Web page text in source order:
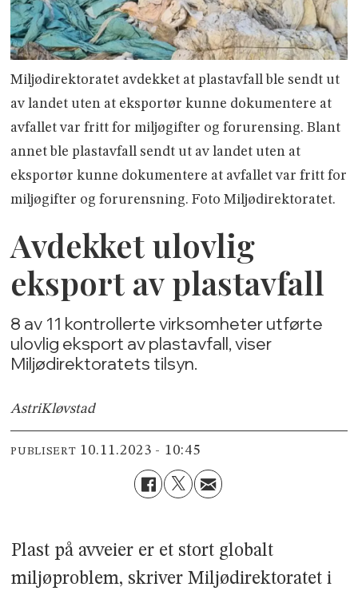
Miljødirektoratet avdekket at plastavfall ble sendt ut
av landet uten at eksportør kunne dokumentere at
avfallet var fritt for miljøgifter og forurensing. Blant
annet ble plastavfall sendt ut av landet uten at
eksportør kunne dokumentere at avfallet var fritt for
miljøgifter og forurensning. Foto Miljødirektoratet.
Avdekket ulovlig
eksport av plastavfall
8 av 11 kontrollerte virksomheter utførte
ulovlig eksport av plastavfall, viser
Miljødirektoratets tilsyn.
AstriKløvstad
PUBLISERT 10.11.2023 - 10:45
Plast på avveier er et stort globalt
miljøproblem, skriver Miljødirektoratet i